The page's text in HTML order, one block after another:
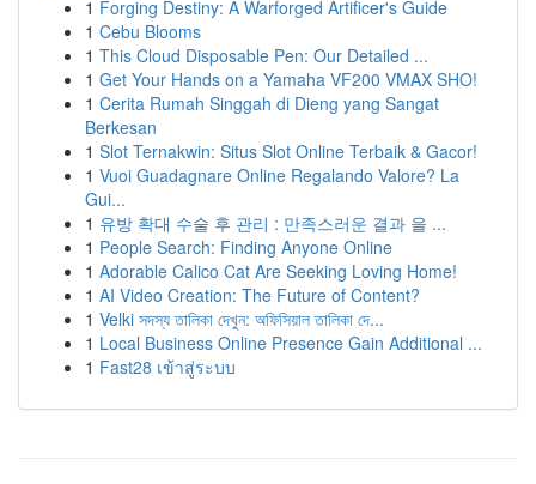
1 Forging Destiny: A Warforged Artificer's Guide
1 Cebu Blooms
1 This Cloud Disposable Pen: Our Detailed ...
1 Get Your Hands on a Yamaha VF200 VMAX SHO!
1 Cerita Rumah Singgah di Dieng yang Sangat
Berkesan
1 Slot Ternakwin: Situs Slot Online Terbaik & Gacor!
1 Vuoi Guadagnare Online Regalando Valore? La
Gui...
1 유방 확대 수술 후 관리 : 만족스러운 결과 을 ...
1 People Search: Finding Anyone Online
1 Adorable Calico Cat Are Seeking Loving Home!
1 AI Video Creation: The Future of Content?
1 Velki সদস্য তালিকা দেখুন: অফিসিয়াল তালিকা দে...
1 Local Business Online Presence Gain Additional ...
1 Fast28 เข้าสู่ระบบ